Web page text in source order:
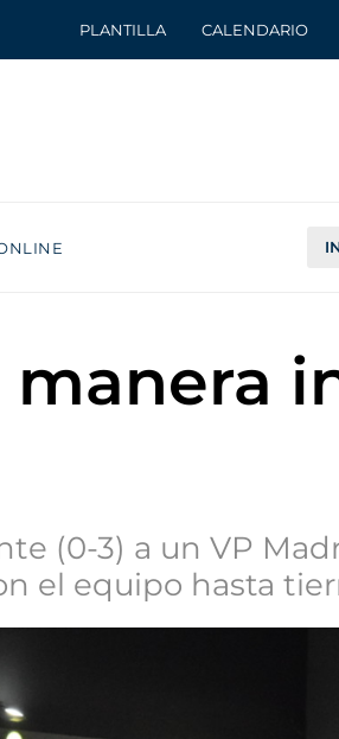
PLANTILLA CALENDARIO
manera
(0-3) a un VP
el equipo hasta